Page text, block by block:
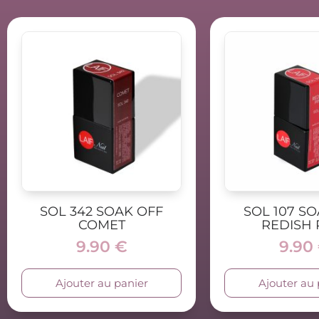
SOL 342 SOAK OFF
COMET
9.90 €
Ajouter au panier
SOL 107
REDISH
9.90
Ajouter au